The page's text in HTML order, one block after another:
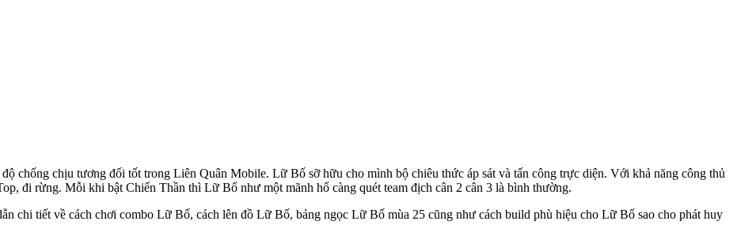
chống chịu tương đối tốt trong Liên Quân Mobile. Lữ Bố sỡ hữu cho mình bộ chiêu thức áp sát và tấn công trực diện. Với khả năng công thủ
đi rừng. Mỗi khi bật Chiến Thần thì Lữ Bố như một mãnh hổ càng quét team địch cân 2 cân 3 là bình thường.
chi tiết về cách chơi combo Lữ Bố, cách lên đồ Lữ Bố, bảng ngọc Lữ Bố mùa 25 cũng như cách build phù hiệu cho Lữ Bố sao cho phát huy